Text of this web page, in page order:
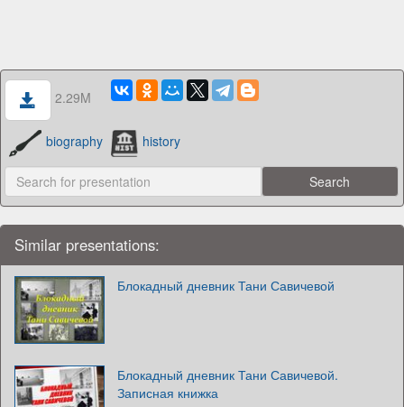
2.29M
biography history
Similar presentations:
Блокадный дневник Тани Савичевой
Блокадный дневник Тани Савичевой.
Записная книжка